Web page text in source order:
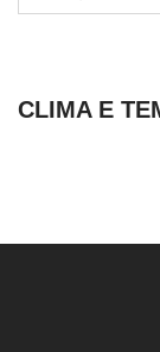
por:
CLIMA E